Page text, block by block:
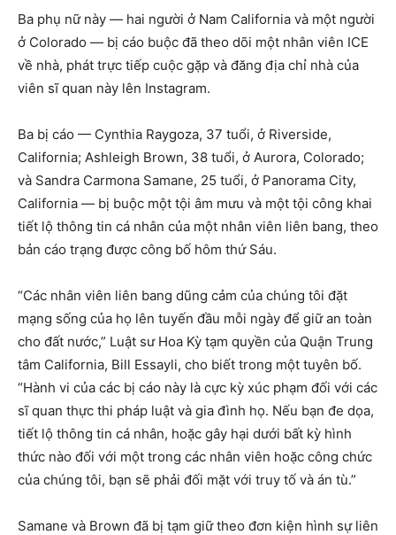
Ba phụ nữ này — hai người ở Nam California và một người
ở Colorado — bị cáo buộc đã theo dõi một nhân viên ICE
về nhà, phát trực tiếp cuộc gặp và đăng địa chỉ nhà của
viên sĩ quan này lên Instagram.
Ba bị cáo — Cynthia Raygoza, 37 tuổi, ở Riverside,
California; Ashleigh Brown, 38 tuổi, ở Aurora, Colorado;
và Sandra Carmona Samane, 25 tuổi, ở Panorama City,
California — bị buộc một tội âm mưu và một tội công khai
tiết lộ thông tin cá nhân của một nhân viên liên bang, theo
bản cáo trạng được công bố hôm thứ Sáu.
“Các nhân viên liên bang dũng cảm của chúng tôi đặt
mạng sống của họ lên tuyến đầu mỗi ngày để giữ an toàn
cho đất nước,” Luật sư Hoa Kỳ tạm quyền của Quận Trung
tâm California, Bill Essayli, cho biết trong một tuyên bố.
“Hành vi của các bị cáo này là cực kỳ xúc phạm đối với các
sĩ quan thực thi pháp luật và gia đình họ. Nếu bạn đe dọa,
tiết lộ thông tin cá nhân, hoặc gây hại dưới bất kỳ hình
thức nào đối với một trong các nhân viên hoặc công chức
của chúng tôi, bạn sẽ phải đối mặt với truy tố và án tù.”
Samane và Brown đã bị tạm giữ theo đơn kiện hình sự liên